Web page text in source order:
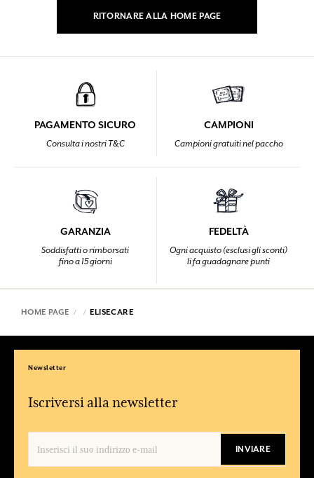
RITORNARE ALLA HOME PAGE
PAGAMENTO SICURO
Consulta i nostri T&C
CAMPIONI
Campioni gratuiti nel paccho
GARANZIA
Soddisfatti o rimborsati
fino a 15 giorni
FEDELTÀ
Ogni acquisto (esclusi gli sconti)
li fa guadagnare punti
HOME PAGE ELISECARE
Newsletter
Iscriversi alla newsletter
INVIARE